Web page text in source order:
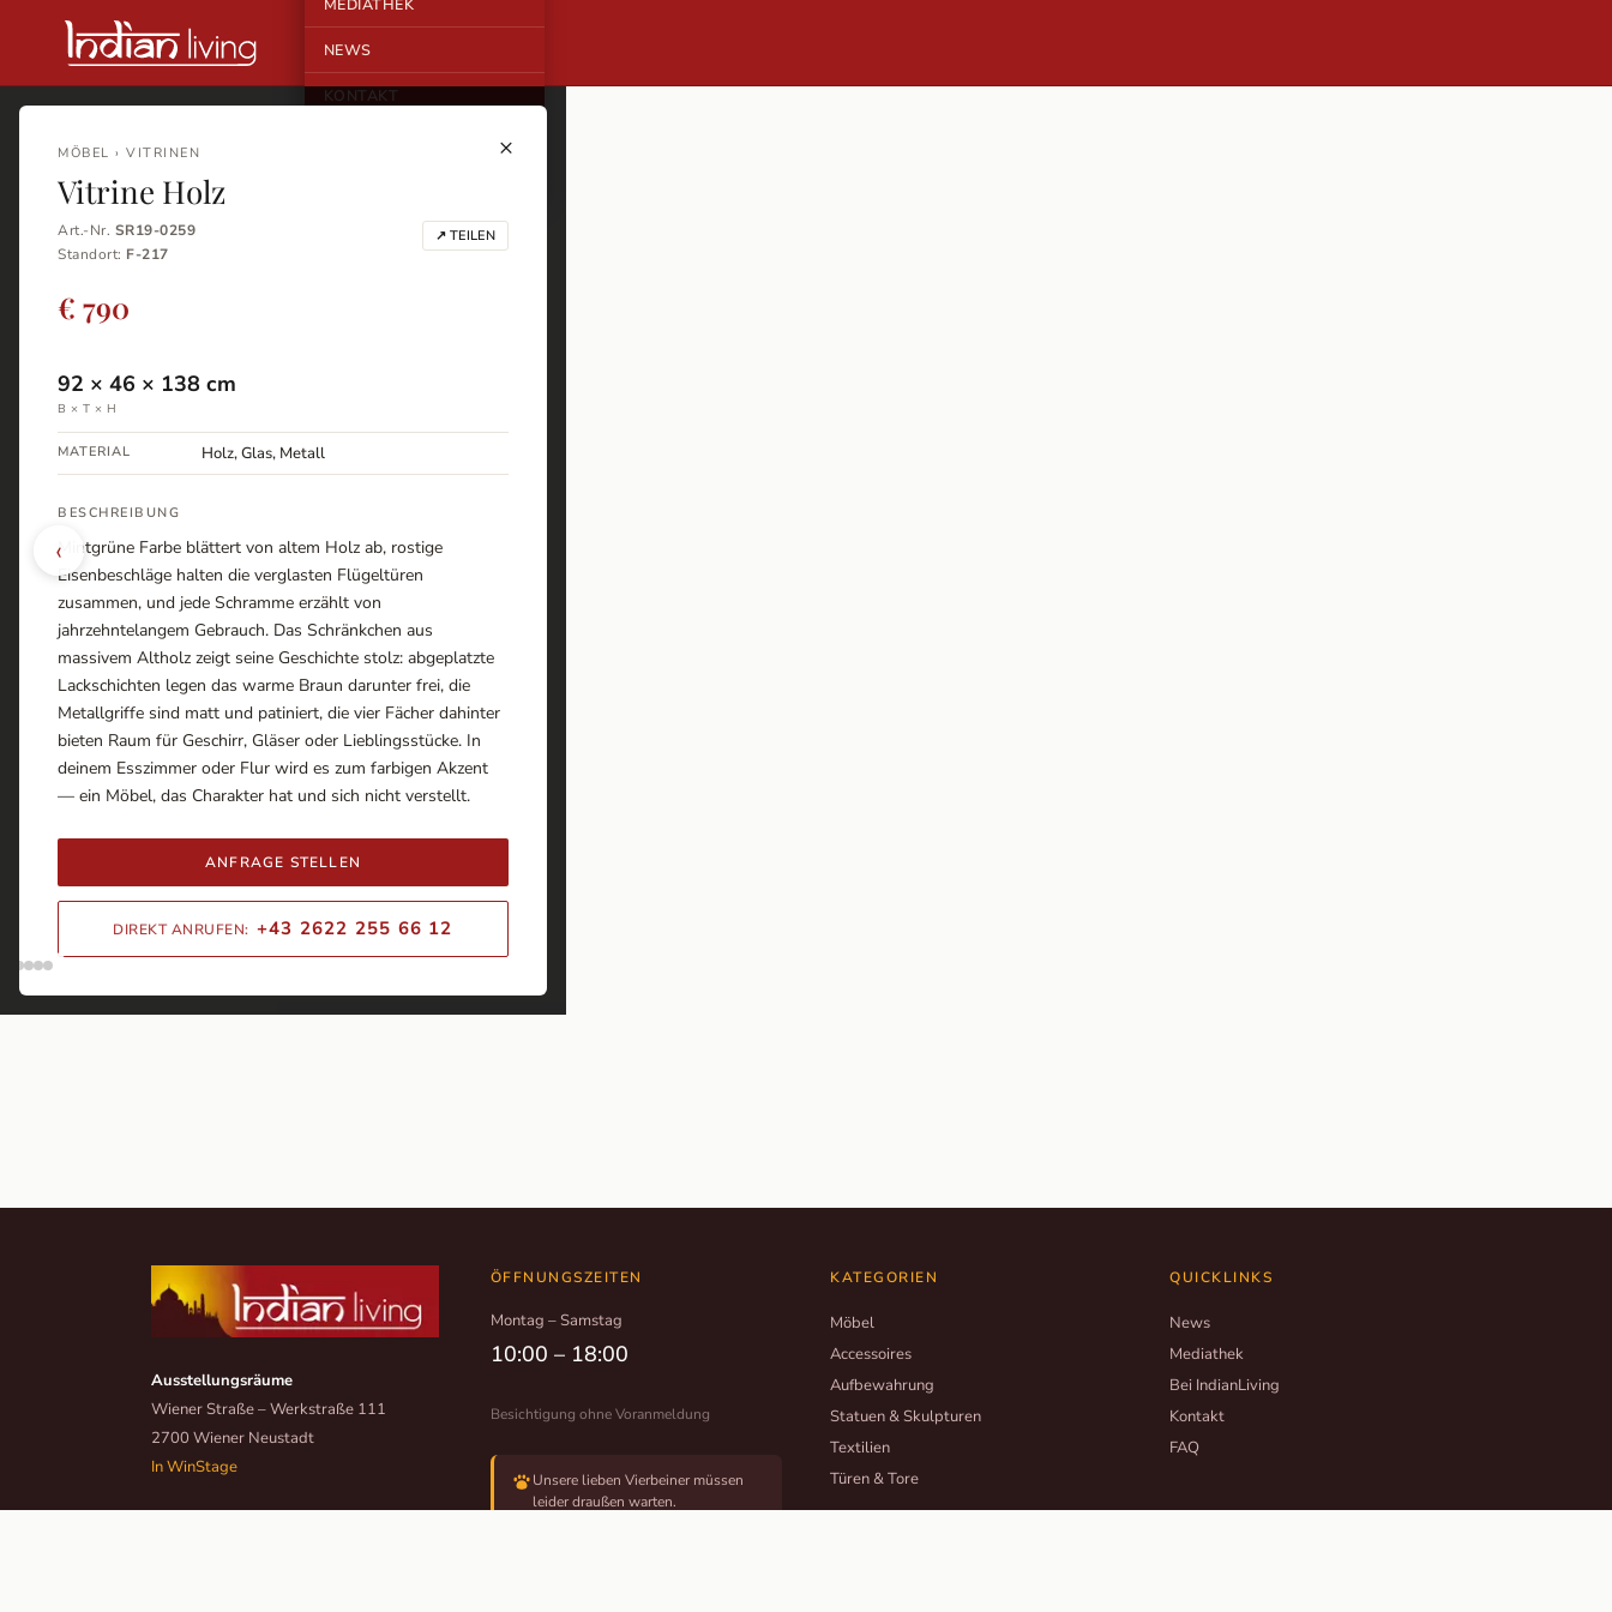
MEDIATHEK
NEWS
KONTAKT
×
‹
MÖBEL › VITRINEN
Vitrine Holz
Art.-Nr. SR19-0259
Standort: F-217
↗ TEILEN
€ 790
92 × 46 × 138 cm
B × T × H
MATERIAL Holz, Glas, Metall
BESCHREIBUNG
Mintgrüne Farbe blättert von altem Holz ab, rostige
Eisenbeschläge halten die verglasten Flügeltüren
zusammen, und jede Schramme erzählt von
jahrzehntelangem Gebrauch. Das Schränkchen aus
massivem Altholz zeigt seine Geschichte stolz: abgeplatzte
Lackschichten legen das warme Braun darunter frei, die
Metallgriffe sind matt und patiniert, die vier Fächer dahinter
bieten Raum für Geschirr, Gläser oder Lieblingsstücke. In
deinem Esszimmer oder Flur wird es zum farbigen Akzent
— ein Möbel, das Charakter hat und sich nicht verstellt.
ANFRAGE STELLEN
DIREKT ANRUFEN: +43 2622 255 66 12
Ausstellungsräume
Wiener Straße – Werkstraße 111
2700 Wiener Neustadt
In WinStage
ÖFFNUNGSZEITEN
Montag – Samstag
10:00 – 18:00
Besichtigung ohne Voranmeldung
Unsere lieben Vierbeiner müssen
leider draußen warten.
KATEGORIEN
Möbel
Accessoires
Aufbewahrung
Statuen & Skulpturen
Textilien
Türen & Tore
QUICKLINKS
News
Mediathek
Bei IndianLiving
Kontakt
FAQ